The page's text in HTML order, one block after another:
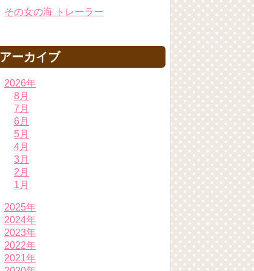
その女の海 トレーラー
アーカイブ
2026年
8月
7月
6月
5月
4月
3月
2月
1月
2025年
2024年
2023年
2022年
2021年